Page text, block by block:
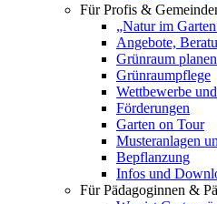
Für Profis &
„Natur im
Angebote,
Grünraum
Grünraumpflege
Wettbewerbe
Förderungen
Garten on Tour
Musteranlagen
Bepflanzung
Infos und
Für Pädagoginnen &